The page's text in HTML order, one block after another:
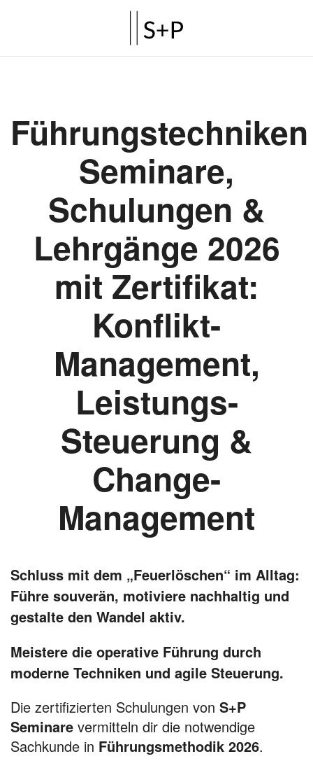
Führungstechniken
Seminare,
Schulungen &
Lehrgänge 2026
mit Zertifikat:
Konflikt-
Management,
Leistungs-
Steuerung &
Change-
Management
Schluss mit dem „Feuerlöschen“ im Alltag:
Führe souverän, motiviere nachhaltig und
gestalte den Wandel aktiv.
Meistere die operative Führung durch
moderne Techniken und agile Steuerung.
Die zertifizierten Schulungen von S+P
Seminare vermitteln dir die notwendige
Sachkunde in Führungsmethodik 2026.